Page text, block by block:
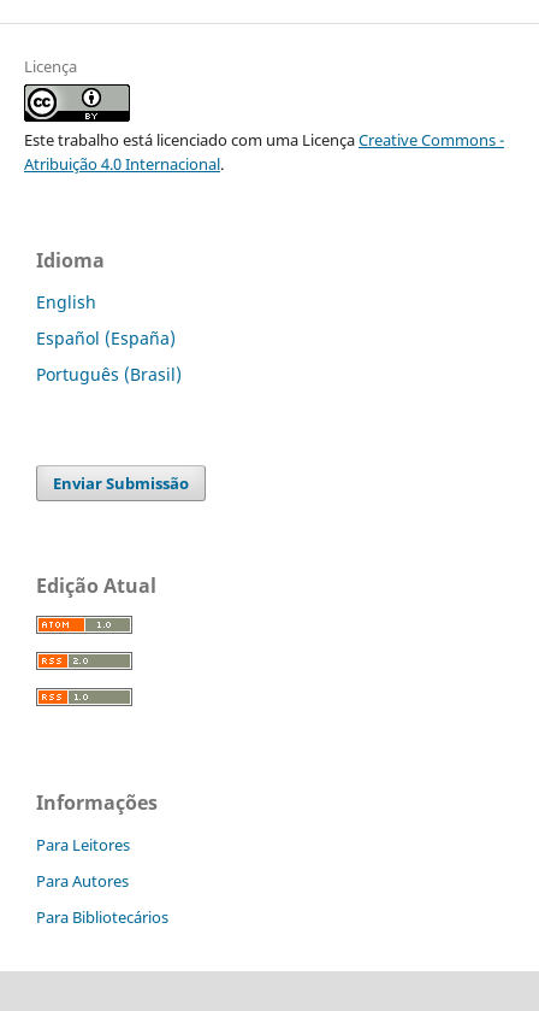
Licença
Este trabalho está licenciado com uma LicençaCreative Commons -
Atribuição 4.0 Internacional.
Idioma
English
Español (España)
Português (Brasil)
Enviar Submissão
Edição Atual
Informações
Para Leitores
Para Autores
Para Bibliotecários